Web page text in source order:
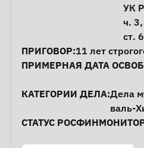
УК
ч. 3,
ст.
ПРИГОВОР:11 лет
ПРИМЕРНАЯ ДАТА
КАТЕГОРИИ ДЕЛА:Дела
валь-
СТАТУС